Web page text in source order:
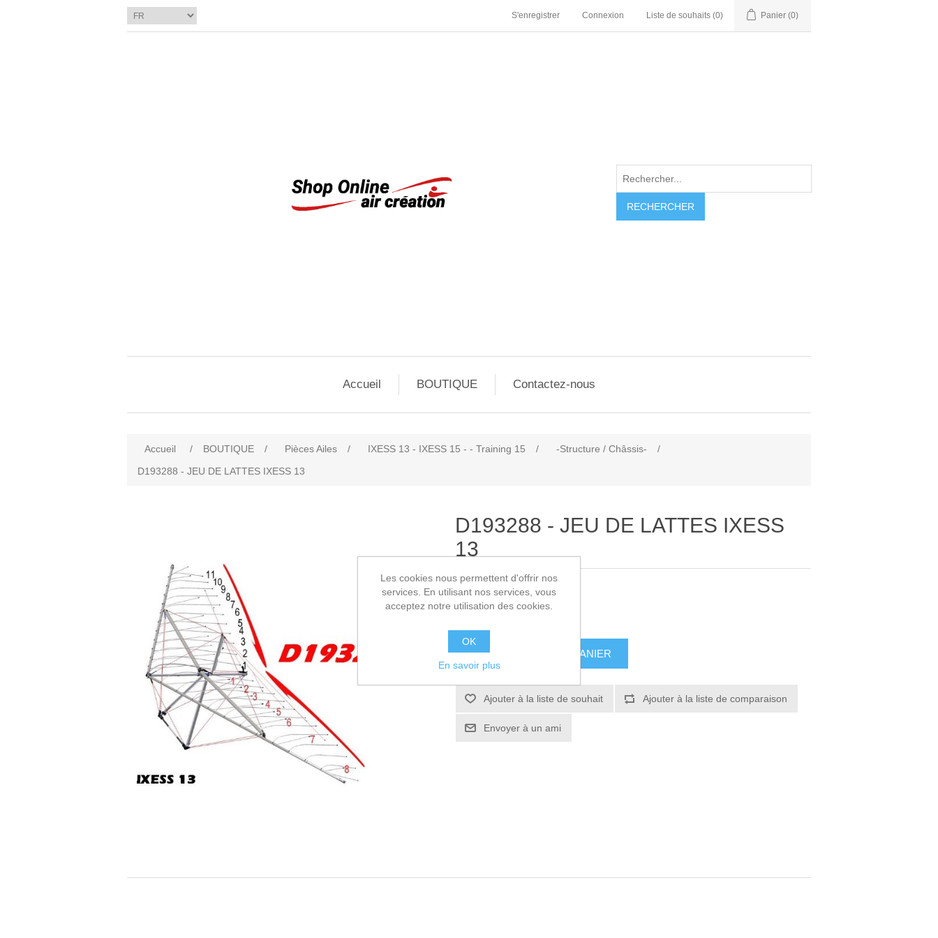
S'enregistrer Connexion Liste de souhaits (0) Panier (0)
RECHERCHER
Accueil BOUTIQUE Contactez-nous
Accueil / BOUTIQUE / Pièces Ailes / IXESS 13 - IXESS 15 - - Training 15 / -Structure / Châssis-
/
D193288 - JEU DE LATTES IXESS 13
D193288 - JEU DE LATTES IXESS
13
SKU: D193288
AJOUTER AU PANIER
Ajouter à la liste de souhait Ajouter à la liste de comparaison
Envoyer à un ami
Les cookies nous permettent d'offrir nos
services. En utilisant nos services, vous
acceptez notre utilisation des cookies.
OK
En savoir plus